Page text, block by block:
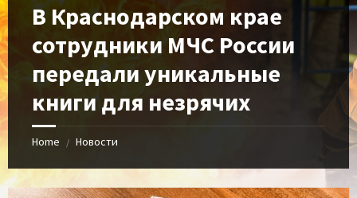
В Краснодарском крае
сотрудники МЧС России
передали уникальные
книги для незрячих
Home / Новости